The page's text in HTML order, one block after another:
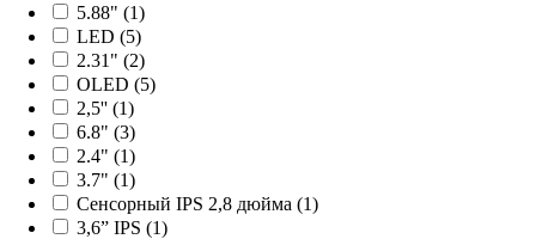
5.88" (1)
LED (5)
2.31" (2)
OLED (5)
2,5'' (1)
6.8" (3)
2.4" (1)
3.7" (1)
Сенсорный IPS 2,8 дюйма (1)
3,6” IPS (1)